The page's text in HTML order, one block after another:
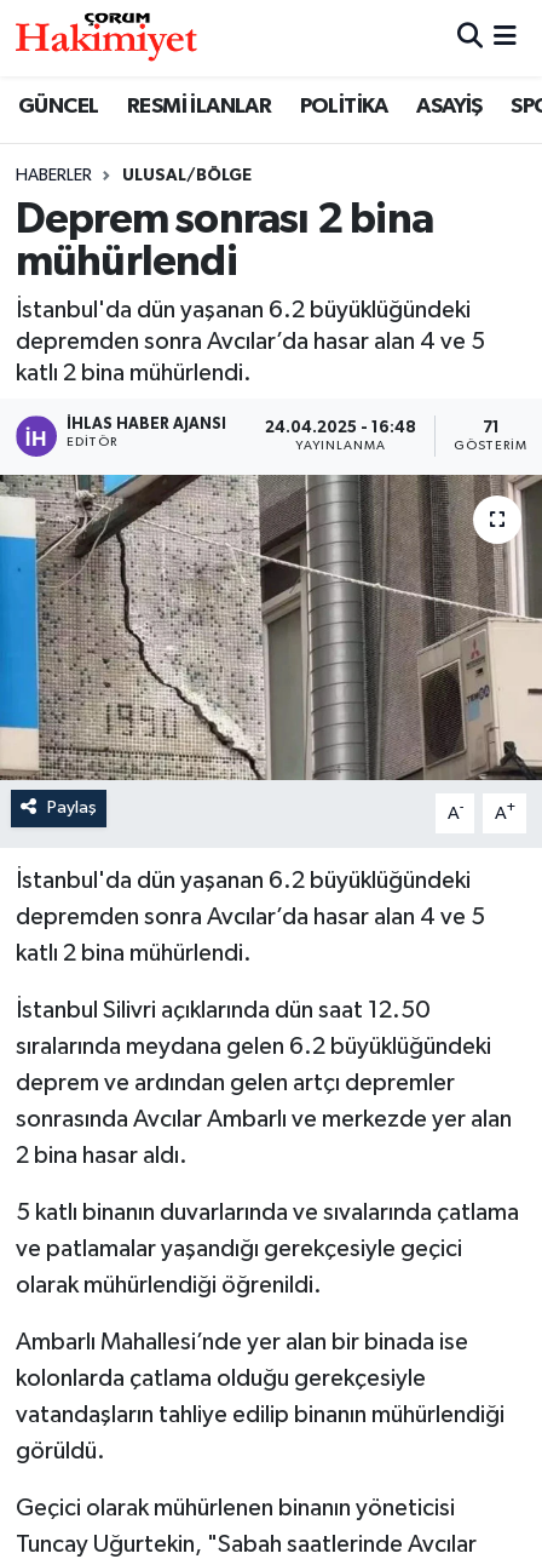
GÜNCEL RESMİ İLANLAR POLİTİKA ASAYİŞ
HABERLER ULUSAL/BÖLGE
Deprem sonrası 2 bina
mühürlendi
İstanbul'da dün yaşanan 6.2 büyüklüğündeki
depremden sonra Avcılar’da hasar alan 4 ve 5
katlı 2 bina mühürlendi.
İHLAS HABER AJANSI
EDITÖR
24.04.2025 - 16:48
YAYINLANMA
71
GÖSTERIM
Paylaş A- A+
İstanbul'da dün yaşanan 6.2 büyüklüğündeki
depremden sonra Avcılar’da hasar alan 4 ve 5
katlı 2 bina mühürlendi.
İstanbul Silivri açıklarında dün saat 12.50
sıralarında meydana gelen 6.2 büyüklüğündeki
deprem ve ardından gelen artçı depremler
sonrasında Avcılar Ambarlı ve merkezde yer alan
2 bina hasar aldı.
5 katlı binanın duvarlarında ve sıvalarında çatlama
ve patlamalar yaşandığı gerekçesiyle geçici
olarak mühürlendiği öğrenildi.
Ambarlı Mahallesi’nde yer alan bir binada ise
kolonlarda çatlama olduğu gerekçesiyle
vatandaşların tahliye edilip binanın mühürlendiği
görüldü.
Geçici olarak mühürlenen binanın yöneticisi
Tuncay Uğurtekin, "Sabah saatlerinde Avcılar
SAĞLIK
ASAYİŞ
EKONOMİ
EĞİTİM
İLÇELER
OTOPARK
TEKNOLOJİ
Nöbetçi Eczaneler
Çorum Namaz Vakitleri
Trafik Durumu
Süper Lig Puan Durumu ve Fikstür
Haber Arşivi